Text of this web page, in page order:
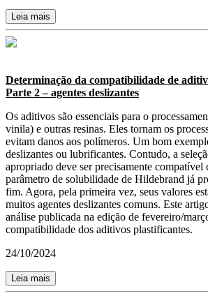
Leia mais
Determinação da compatibilidade de
Parte 2 – agentes deslizantes
Os aditivos são essenciais para o
vinila) e outras resinas. Eles tornam os
evitam danos aos polímeros. Um bom
deslizantes ou lubrificantes. Contudo, a
apropriado deve ser precisamente
parâmetro de solubilidade de Hildebrand já
fim. Agora, pela primeira vez, seus valores
muitos agentes deslizantes comuns. Este
análise publicada na edição de fevereiro/
compatibilidade dos aditivos plastificantes.
24/10/2024
Leia mais